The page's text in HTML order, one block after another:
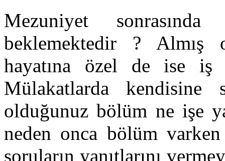
Mezuniyet
beklemektedir ? Almış
hayatına özel de ise iş
Mülakatlarda
olduğunuz bölüm ne işe
neden onca bölüm
soruların yanıtlarını